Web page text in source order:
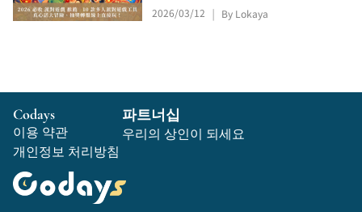
다. 소품 없이 상황에 맞게 골라 여러
명이 즉시 플레이할 수 있어요. 모임·
2026/03/12 By Lokaya
Codays
이용 약관
개인정보 처리방침
파트너십
우리의 상인이 되세요